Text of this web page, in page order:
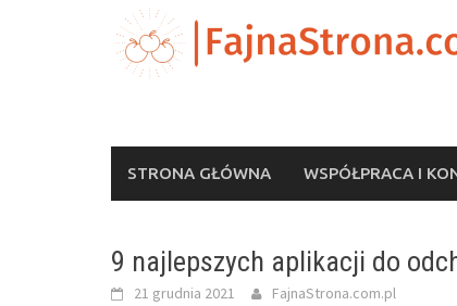
STRONA GŁÓWNA WSPÓŁPRACA I
9 najlepszych aplikacji do
21 grudnia 2021 FajnaStrona.com.pl